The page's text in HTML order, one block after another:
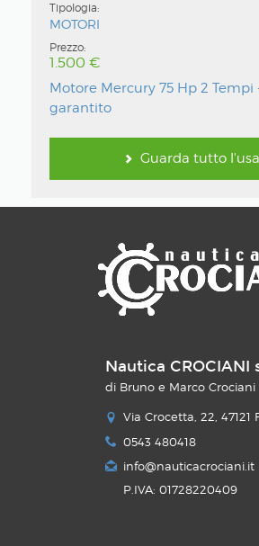
Tipologia:
MOTORI
Prezzo:
1.500
Motore Mercury 75 Hp 2 Tempi
garantito
Guarda tutto
Nautica CROCIANI
di Bruno e Marco Crociani
Via Crocetta, 22, 47121
0543 480418
info@nauticacrociani.it
P.IVA: 01728220409